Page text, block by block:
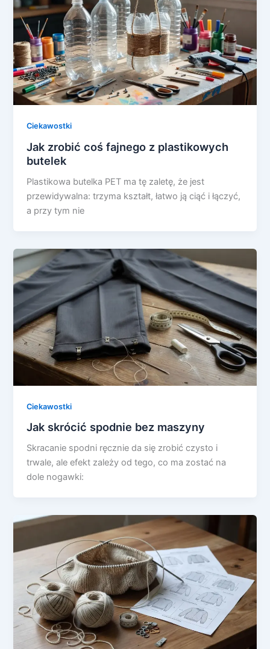
Ciekawostki
Jak zrobić coś fajnego z plastikowych
butelek
Plastikowa butelka PET ma tę zaletę, że jest
przewidywalna: trzyma kształt, łatwo ją ciąć i łączyć,
a przy tym nie
Ciekawostki
Jak skrócić spodnie bez maszyny
Skracanie spodni ręcznie da się zrobić czysto i
trwale, ale efekt zależy od tego, co ma zostać na
dole nogawki: